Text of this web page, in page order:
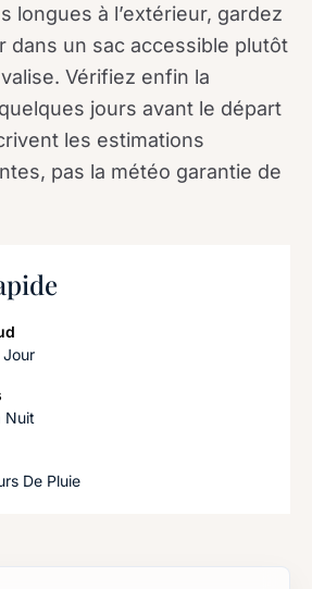
longues à l’extérieur, gardez
dans un sac accessible plutôt
Vérifiez enfin la
jours avant le départ
les estimations
pas la météo garantie de
Jour
Nuit
De Pluie